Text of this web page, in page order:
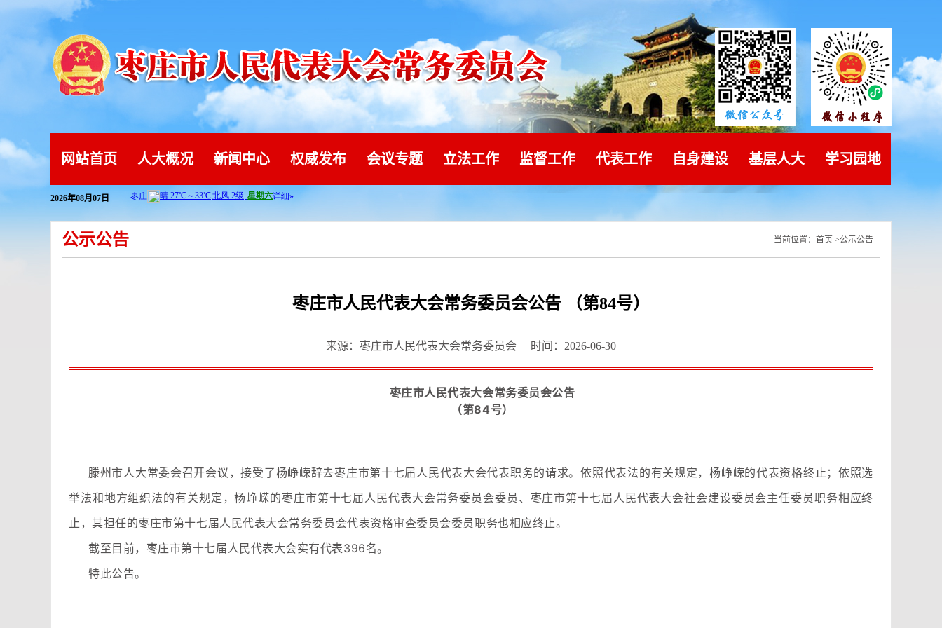
网站首页 人大概况 新闻中心 权威发布 会议专题 立法工作 监督工作 代表工作 自身建设 基层人大 学习园地
2026年08月07日
公示公告 当前位置： 首页 >公示公告
枣庄市人民代表大会常务委员会公告 （第84号）
来源：枣庄市人民代表大会常务委员会 时间：2026-06-30
枣庄市人民代表大会常务委员会公告
（第84号）
滕州市人大常委会召开会议，接受了杨峥嵘辞去枣庄市第十七届人民代表大会代表职务的请求。依照代表法的有关规定，杨峥嵘的代表资格终止；依照选
举法和地方组织法的有关规定，杨峥嵘的枣庄市第十七届人民代表大会常务委员会委员、枣庄市第十七届人民代表大会社会建设委员会主任委员职务相应终
止，其担任的枣庄市第十七届人民代表大会常务委员会代表资格审查委员会委员职务也相应终止。
截至目前，枣庄市第十七届人民代表大会实有代表396名。
特此公告。